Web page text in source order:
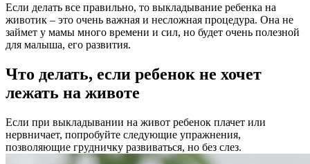
Если делать все правильно, то выкладывание ребенка на
животик – это очень важная и несложная процедура. Она не
займет у мамы много времени и сил, но будет очень полезной
для малыша, его развития.
Что делать, если ребенок не хочет
лежать на животе
Если при выкладывании на живот ребенок плачет или
нервничает, попробуйте следующие упражнения,
позволяющие грудничку развиваться, но без слез.